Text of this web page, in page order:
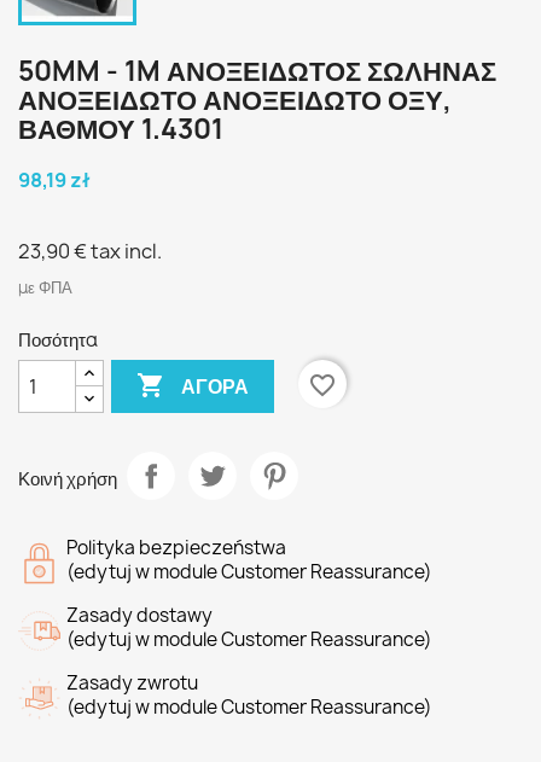
50MM - 1M ΑΝΟΞΕΙΔΩΤΟΣ ΣΩΛΗΝΑΣ
ΑΝΟΞΕΙΔΩΤΟ ΑΝΟΞΕΙΔΩΤΟ ΟΞΥ,
ΒΑΘΜΟΎ 1.4301
98,19 zł
23,90 €tax incl.
με ΦΠΑ
Ποσότητα
 ΑΓΟΡΆ favorite_border
Κοινή χρήση
Polityka bezpieczeństwa
(edytuj w module Customer Reassurance)
Zasady dostawy
(edytuj w module Customer Reassurance)
Zasady zwrotu
(edytuj w module Customer Reassurance)